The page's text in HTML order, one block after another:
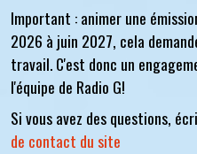
Important : animer une
2026 à juin 2027, cela
travail. C'est donc un
l'équipe de Radio G!
Si vous avez des questions,
de contact du site